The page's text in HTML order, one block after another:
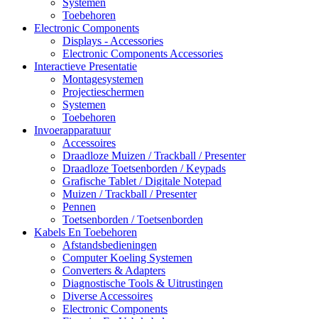
Systemen
Toebehoren
Electronic Components
Displays - Accessories
Electronic Components Accessories
Interactieve Presentatie
Montagesystemen
Projectieschermen
Systemen
Toebehoren
Invoerapparatuur
Accessoires
Draadloze Muizen / Trackball / Presenter
Draadloze Toetsenborden / Keypads
Grafische Tablet / Digitale Notepad
Muizen / Trackball / Presenter
Pennen
Toetsenborden / Toetsenborden
Kabels En Toebehoren
Afstandsbedieningen
Computer Koeling Systemen
Converters & Adapters
Diagnostische Tools & Uitrustingen
Diverse Accessoires
Electronic Components